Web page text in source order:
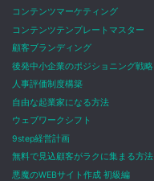
コンテンツマーケティング
コンテンツテンプレートマスター
顧客ブランディング
後発中小企業のポジショニング戦略
人事評価制度構築
自由な起業家になる方法
ウェブワークシフト
9step経営計画
無料で見込顧客がラクに集まる方法
悪魔のWEBサイト作成 初級編